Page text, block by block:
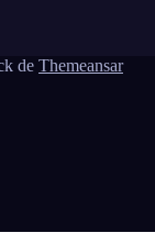
de Themeansar